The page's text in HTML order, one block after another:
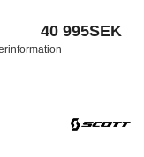
40 995SEK